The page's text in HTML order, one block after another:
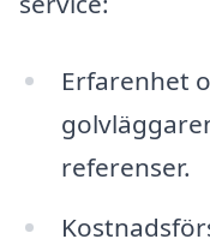
Erfarenhet
referenser.